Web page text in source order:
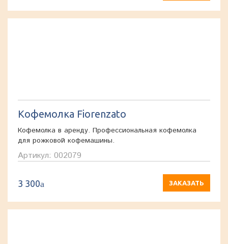
Кофемолка Fiorenzato
Кофемолка в аренду. Профессиональная кофемолка
для рожковой кофемашины.
Артикул: 002079
3 300a ЗАКАЗАТЬ